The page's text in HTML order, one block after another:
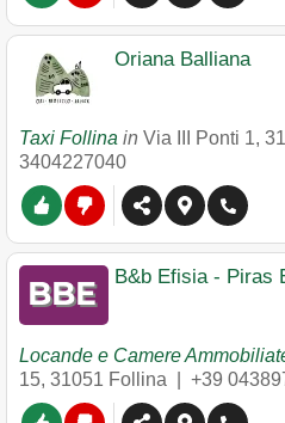
Oriana Balliana
Taxi Follina in Via III Ponti 1,
3404227040
B&b Efisia - Piras
Locande e Camere
15, 31051 Follina +39